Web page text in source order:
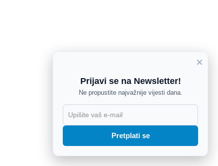
×
Prijavi se na Newsletter!
Ne propustite najvažnije vijesti dana.
Pretplati se